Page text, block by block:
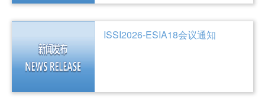
ISSI2026-ESIA18会议通知